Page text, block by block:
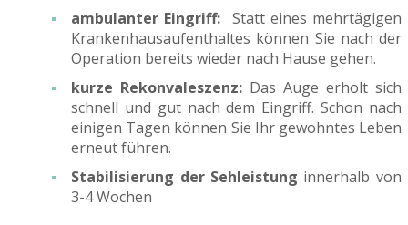
ambulanter Eingriff: Statt eines mehrtägigen
Krankenhausaufenthaltes können Sie nach der
Operation bereits wieder nach Hause gehen.
kurze Rekonvaleszenz: Das Auge erholt sich
schnell und gut nach dem Eingriff. Schon nach
einigen Tagen können Sie Ihr gewohntes Leben
erneut führen.
Stabilisierung der Sehleistung innerhalb von
3-4 Wochen